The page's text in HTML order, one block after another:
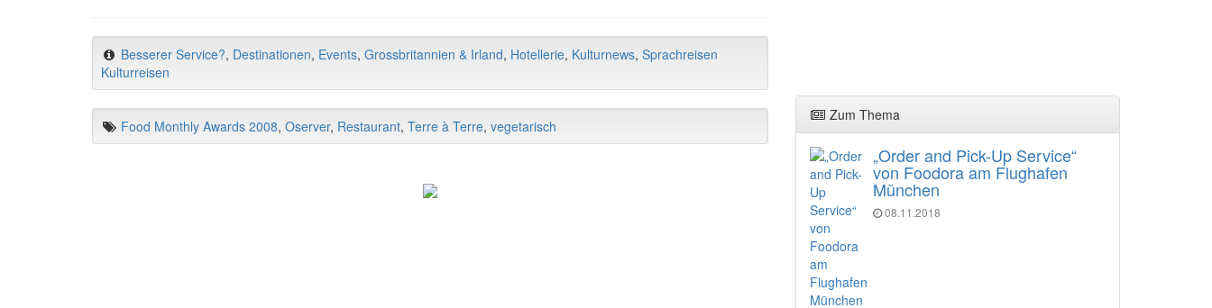
Besserer Service?, Destinationen, Events, Grossbritannien & Irland, Hotellerie, Kulturnews, Sprachreisen
Kulturreisen
Food Monthly Awards 2008, Oserver, Restaurant, Terre à Terre, vegetarisch
Zum Thema
„Order and Pick-Up Service“
von Foodora am Flughafen
München
08.11.2018